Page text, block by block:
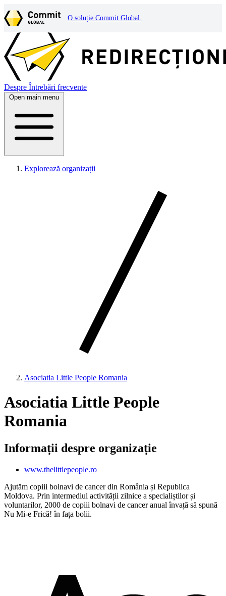
O soluție Commit Global.
Despre Întrebări frecvente
Open main menu
Explorează organizații
Asociatia Little People Romania
Asociatia Little People
Romania
Informații despre organizație
www.thelittlepeople.ro
Ajutăm copiii bolnavi de cancer din România și Republica
Moldova. Prin intermediul activității zilnice a specialiștilor și
voluntarilor, 2000 de copiii bolnavi de cancer anual învață să spună
Nu Mi-e Frică! în fața bolii.